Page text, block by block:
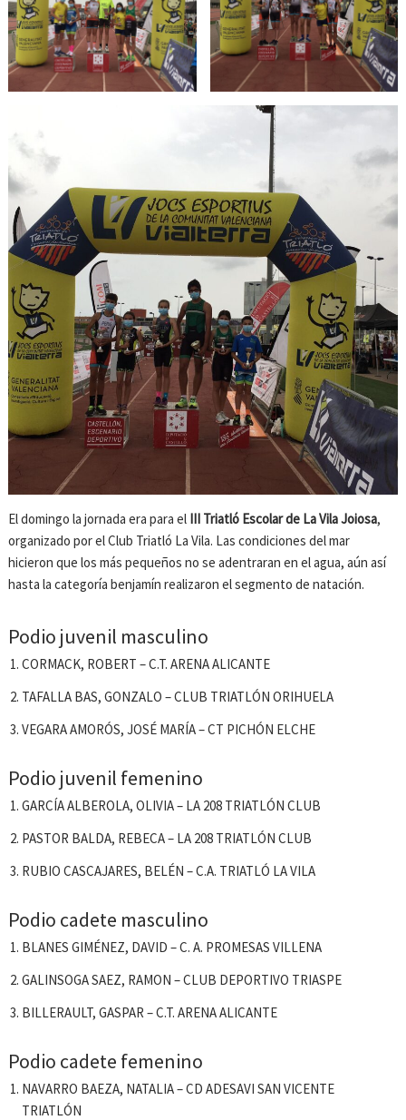
El domingo la jornada era para el III Triatló Escolar de La Vila Joiosa,
organizado por el Club Triatló La Vila. Las condiciones del mar
hicieron que los más pequeños no se adentraran en el agua, aún así
hasta la categoría benjamín realizaron el segmento de natación.
Podio juvenil masculino
CORMACK, ROBERT – C.T. ARENA ALICANTE
TAFALLA BAS, GONZALO – CLUB TRIATLÓN ORIHUELA
VEGARA AMORÓS, JOSÉ MARÍA – CT PICHÓN ELCHE
Podio juvenil femenino
GARCÍA ALBEROLA, OLIVIA – LA 208 TRIATLÓN CLUB
PASTOR BALDA, REBECA – LA 208 TRIATLÓN CLUB
RUBIO CASCAJARES, BELÉN – C.A. TRIATLÓ LA VILA
Podio cadete masculino
BLANES GIMÉNEZ, DAVID – C. A. PROMESAS VILLENA
GALINSOGA SAEZ, RAMON – CLUB DEPORTIVO TRIASPE
BILLERAULT, GASPAR – C.T. ARENA ALICANTE
Podio cadete femenino
NAVARRO BAEZA, NATALIA – CD ADESAVI SAN VICENTE
TRIATLÓN